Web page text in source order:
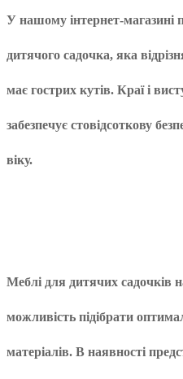
У нашому інтернет-магазині
дитячого садочка, яка
має гострих кутів. Краї і
забезпечує стовідсоткову
віку.
Меблі для дитячих садочків
можливість підібрати
матеріалів. В наявності